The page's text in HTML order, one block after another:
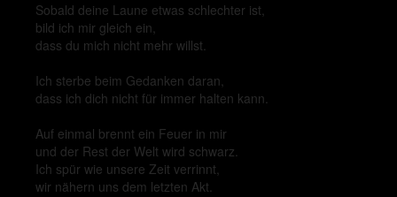
Sobald deine Laune etwas schlechter ist,
bild ich mir gleich ein,
dass du mich nicht mehr willst.
Ich sterbe beim Gedanken daran,
dass ich dich nicht für immer halten kann.
Auf einmal brennt ein Feuer in mir
und der Rest der Welt wird schwarz.
Ich spür wie unsere Zeit verrinnt,
wir nähern uns dem letzten Akt.